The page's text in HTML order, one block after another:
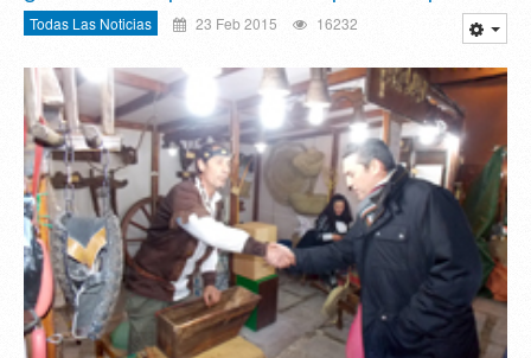
Todas Las Noticias 23 Feb 2015 16232